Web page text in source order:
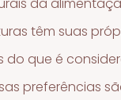
têm suas
do que é
preferências